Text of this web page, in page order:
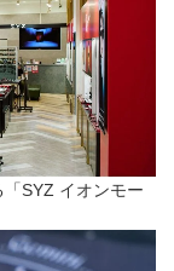
SYZ イオンモー